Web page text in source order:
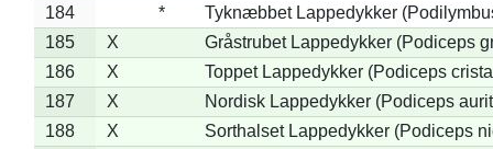
184
*
Tyknæbbet Lappedykker
185
X
Gråstrubet Lappedykker (Podiceps
186
X
Toppet Lappedykker (Podiceps
187
X
Nordisk Lappedykker (Podiceps
188
X
Sorthalset Lappedykker (Podiceps